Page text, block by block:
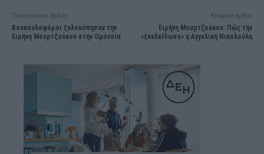
Προηγούμενο άρθρο
Κουκουλοφόροι ξυλοκόπησαν την
Ειρήνη Μουρτζούκου στην Ομόνοια
Επόμενο άρθρο
Ειρήνη Μουρτζούκου: Πώς την
«ξεκλείδωσε» η Αγγελική Νικολούλη